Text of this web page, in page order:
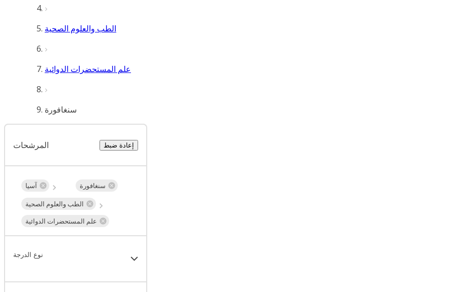
الطب والعلوم الصحية
علم المستحضرات الدوائية
سنغافورة
المرشحات إعادة ضبط
آسيا
سنغافورة
الطب والعلوم الصحية
علم المستحضرات الدوائية
نوع الدرجة